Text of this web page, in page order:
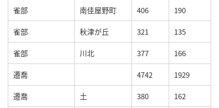
雀部 南佳屋野町 406 190
雀部 秋津が丘 321 135
雀部 川北 377 166
遷喬 4742 1929
遷喬 土 380 162